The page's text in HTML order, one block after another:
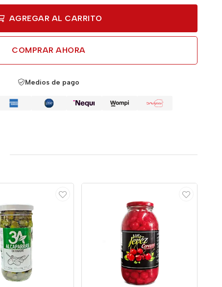
AGREGAR AL CARRITO
COMPRAR AHORA
Medios de pago